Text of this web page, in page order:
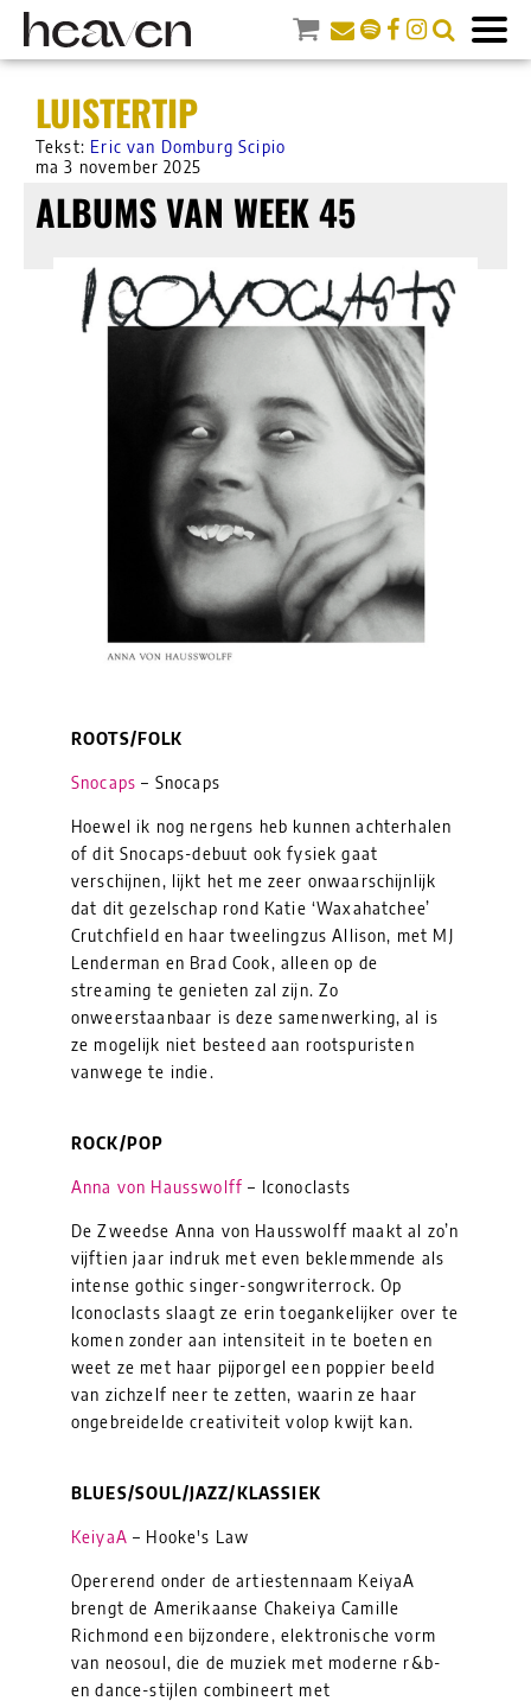
LUISTERTIP
Tekst: Eric van Domburg Scipio
ma 3 november 2025
ALBUMS VAN WEEK 45
ROOTS/FOLK
Snocaps – Snocaps
Hoewel ik nog nergens heb kunnen achterhalen
of dit Snocaps-debuut ook fysiek gaat
verschijnen, lijkt het me zeer onwaarschijnlijk
dat dit gezelschap rond Katie ‘Waxahatchee’
Crutchfield en haar tweelingzus Allison, met MJ
Lenderman en Brad Cook, alleen op de
streaming te genieten zal zijn. Zo
onweerstaanbaar is deze samenwerking, al is
ze mogelijk niet besteed aan rootspuristen
vanwege te indie.
ROCK/POP
Anna von Hausswolff – Iconoclasts
De Zweedse Anna von Hausswolff maakt al zo’n
vijftien jaar indruk met even beklemmende als
intense gothic singer-songwriterrock. Op
Iconoclasts slaagt ze erin toegankelijker over te
komen zonder aan intensiteit in te boeten en
weet ze met haar pijporgel een poppier beeld
van zichzelf neer te zetten, waarin ze haar
ongebreidelde creativiteit volop kwijt kan.
BLUES/SOUL/JAZZ/KLASSIEK
KeiyaA – Hooke's Law
Opererend onder de artiestennaam KeiyaA
brengt de Amerikaanse Chakeiya Camille
Richmond een bijzondere, elektronische vorm
van neosoul, die de muziek met moderne r&b-
en dance-stijlen combineert met